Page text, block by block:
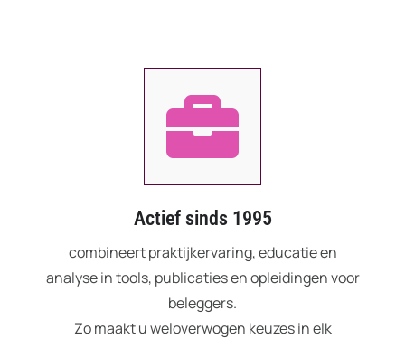
Actief sinds 1995
combineert praktijkervaring, educatie en
analyse in tools, publicaties en opleidingen voor
beleggers.
Zo maakt u weloverwogen keuzes in elk